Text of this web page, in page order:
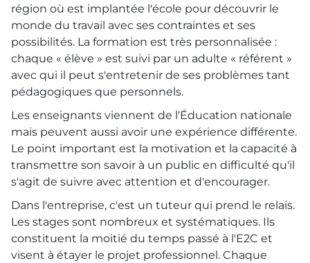
région où est implantée l'école pour découvrir le
monde du travail avec ses contraintes et ses
possibilités. La formation est très personnalisée :
chaque « élève » est suivi par un adulte « référent »
avec qui il peut s'entretenir de ses problèmes tant
pédagogiques que personnels.
Les enseignants viennent de l'Éducation nationale
mais peuvent aussi avoir une expérience différente.
Le point important est la motivation et la capacité à
transmettre son savoir à un public en difficulté qu'il
s'agit de suivre avec attention et d'encourager.
Dans l'entreprise, c'est un tuteur qui prend le relais.
Les stages sont nombreux et systématiques. Ils
constituent la moitié du temps passé à l'E2C et
visent à étayer le projet professionnel. Chaque